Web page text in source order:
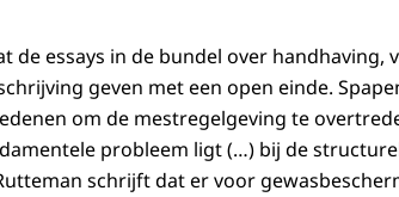
de essays in de bundel over handhaving,
geven met een open einde.
om de mestregelgeving te
probleem ligt (…) bij de
schrijft dat er voor